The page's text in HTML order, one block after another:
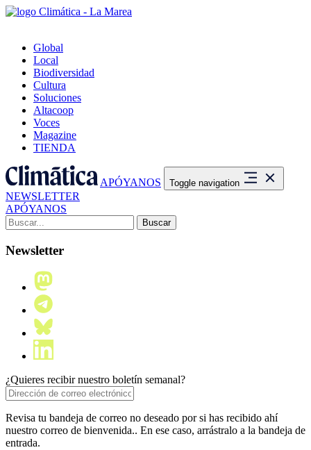
Global
Local
Biodiversidad
Cultura
Soluciones
Altacoop
Voces
Magazine
TIENDA
APÓYANOS Toggle navigation
NEWSLETTER
APÓYANOS
Buscar:
Newsletter
¿Quieres recibir nuestro boletín semanal?
Revisa tu bandeja de correo no deseado por si has recibido ahí
nuestro correo de bienvenida.. En ese caso, arrástralo a la bandeja de
entrada.